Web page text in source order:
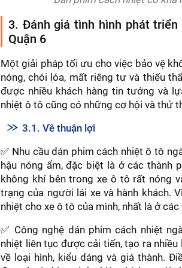
3. Đánh giá tình hình phát
Quận 6
Một giải pháp tối ưu cho việc bảo vệ
nóng, chói lóa, mất riêng tư và thiếu
được nhiều khách hàng tin tưởng và
nhiệt ô tô cũng có những cơ hội và thử
3.1. Về thuận lợi
✅ Nhu cầu dán phim cách nhiệt ô tô
hậu nóng ẩm, đặc biệt là ở các thành
không khí bên trong xe ô tô rất nóng
trạng của người lái xe và hành khách.
nhiệt cho xe ô tô của mình, nhất là ở
✅ Công nghệ dán phim cách nhiệt
nhiệt liên tục được cải tiến, tạo ra
về loại hình, kiểu dáng và giá thành.